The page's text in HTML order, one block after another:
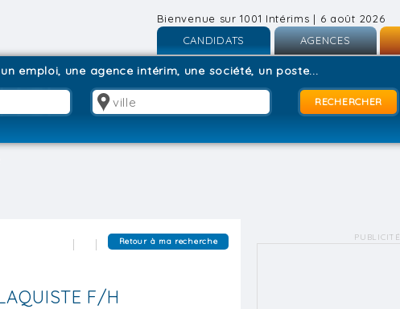
Bienvenue sur 1001 Intérims | 6 août 2026
CANDIDATS
Inscription
AGENCES
Inscription
Connexion
emploi, une agence intérim, une société, un poste...
Retour à ma recherche
F/H
PUBLICITÉ